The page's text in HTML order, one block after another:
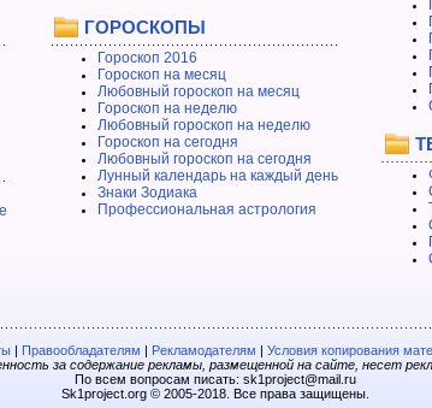
ГОРОСКОПЫ
Гороскоп 2016
Гороскоп на месяц
Любовный гороскоп на месяц
Гороскоп на неделю
Любовный гороскоп на неделю
Гороскоп на сегодня
Любовный гороскоп на сегодня
Лунный календарь на каждый день
Знаки Зодиака
Профессиональная астрология
| Правообладателям | Рекламодателям | Условия копирования
за содержание рекламы, размещенной на сайте, несет
По всем вопросам писать: sk1project@mail.ru
Sk1project.org © 2005-2018. Все права защищены.